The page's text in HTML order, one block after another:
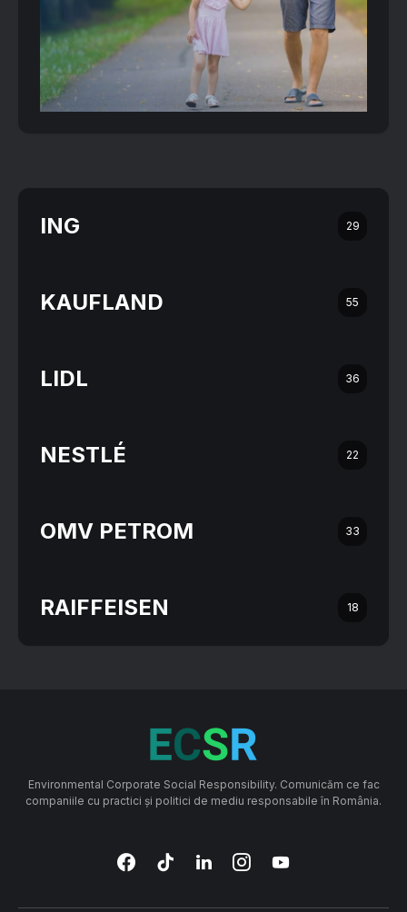
ING 29
KAUFLAND 55
LIDL 36
NESTLÉ 22
OMV PETROM 33
RAIFFEISEN 18
Environmental Corporate Social Responsibility. Comunicăm ce fac
companiile cu practici și politici de mediu responsabile în România.